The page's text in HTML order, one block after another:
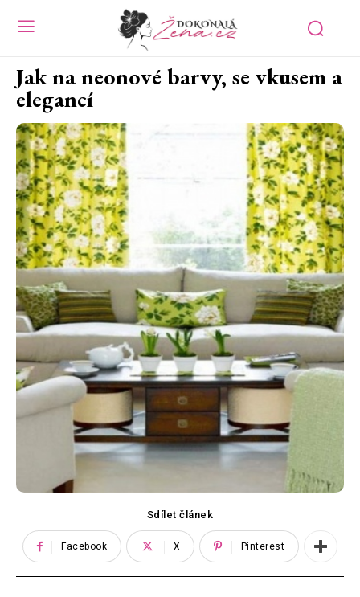
Jak na neonové barvy, se vkusem a
elegancí
Sdílet článek
Facebook X Pinterest